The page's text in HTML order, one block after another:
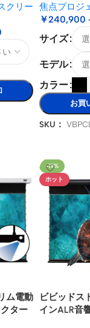
クリー
焦点プロジ
￥240,900
サイズ
モデル
カラー
お買
SKU：
ム電動
ター
-19%
ホット
ビビッドス
インALR音